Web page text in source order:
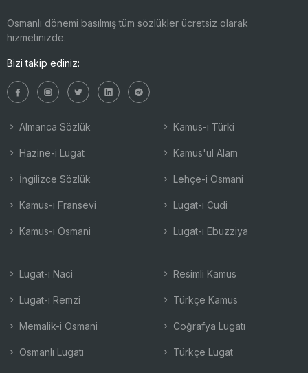
Osmanlı dönemi basılmış tüm sözlükler ücretsiz olarak
hizmetinizde.
Bizi takip ediniz:
Almanca Sözlük
Hazine-i Lugat
İngilizce Sözlük
Kamus-ı Fransevi
Kamus-ı Osmani
Kamus-ı Türki
Kamus'ul Alam
Lehçe-i Osmani
Lugat-ı Cudi
Lugat-ı Ebuzziya
Lugat-ı Naci
Lugat-ı Remzi
Memalik-i Osmani
Osmanlı Lugatı
Resimli Kamus
Türkçe Kamus
Coğrafya Lugatı
Türkçe Lugat